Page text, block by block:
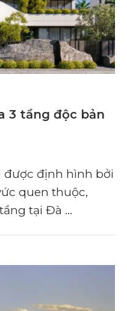
3 tầng độc bản
định hình bởi
quen thuộc,
tại Đà …